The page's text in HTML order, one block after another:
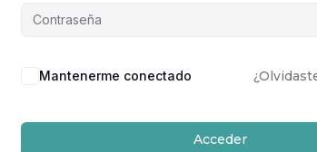
Mantenerme conectado
Acceder